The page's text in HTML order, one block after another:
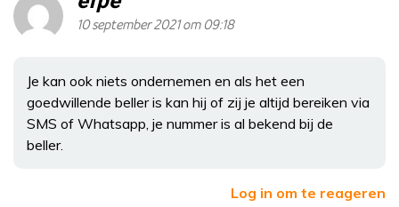
10 september 2021 om 09:18
Je kan ook niets ondernemen en als het een
goedwillende beller is kan hij of zij je altijd bereiken via
SMS of Whatsapp, je nummer is al bekend bij de
beller.
Log in om te reageren